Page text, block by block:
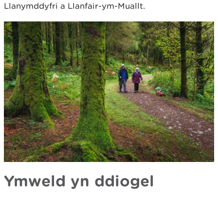
Llanymddyfri a Llanfair-ym-Muallt.
Ymweld yn ddiogel